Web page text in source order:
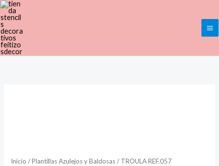
Ir
al
contenido
Inicio /Plantillas Azulejos y Baldosas/ TROULA REF.057
desde